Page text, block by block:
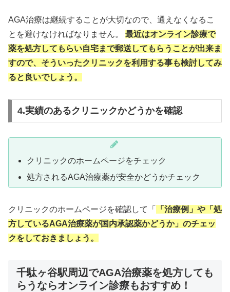
AGA治療は継続することが大切なので、通えなくなるこ
とを避けなければなりません。 最近はオンライン診療で
薬を処方してもらい自宅まで郵送してもらうことが出来ま
すので、そういったクリニックを利用する事も検討してみ
ると良いでしょう。
4.実績のあるクリニックかどうかを確認
クリニックのホームページをチェック
処方されるAGA治療薬が安全かどうかチェック
クリニックのホームページを確認して「
「治療例」や「処
方しているAGA治療薬が国内承認薬かどうか」のチェッ
クをしておきましょう。
千駄ヶ谷駅周辺でAGA治療薬を処方しても
らうならオンライン診療もおすすめ！